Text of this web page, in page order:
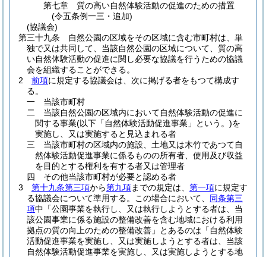
第七章
質の高い自然体験活動の促進のための措置
(令五条例一三・追加)
(協議会)
第三十九条
自然公園の区域をその区域に含む市町村は、単
独で又は共同して、当該自然公園の区域について、質の高
い自然体験活動の促進に関し必要な協議を行うための協議
会を組織することができる。
2
前項に規定する協議会は、次に掲げる者をもつて構成す
る。
一
当該市町村
二
当該自然公園の区域内において自然体験活動の促進に
関する事業(以下「自然体験活動促進事業」という。)を
実施し、又は実施すると見込まれる者
三
当該市町村の区域内の施設、土地又は木竹であつて自
然体験活動促進事業に係るものの所有者、使用及び収益
を目的とする権利を有する者又は管理者
四
その他当該市町村が必要と認める者
3
第十九条第三項から第九項までの規定は、 第一項に規定す
る協議会について準用する。
この場合において、 同条第三
項中「公園事業を執行し、又は執行しようとする者は、当
該公園事業に係る施設の整備改善を含む地域における利用
拠点の質の向上のための整備改善」とあるのは「自然体験
活動促進事業を実施し、又は実施しようとする者は、当該
自然体験活動促進事業を実施し、又は実施しようとする地